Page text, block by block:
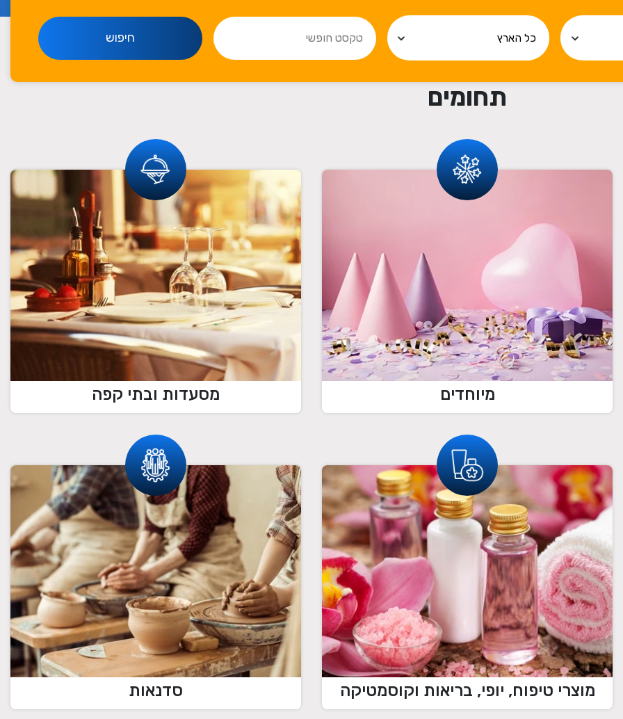
חיפוש
תחומים
מיוחדים מסעדות ובתי קפה
מוצרי טיפוח, יופי, בריאות וקוסמטיקה סדנאות